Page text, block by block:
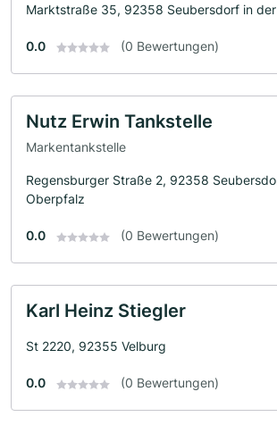
Marktstraße 35, 92358 Seubersdorf in
0.0 (0 Bewertungen)
Nutz Erwin Tankstelle
Markentankstelle
Regensburger Straße 2, 92358
Oberpfalz
0.0 (0 Bewertungen)
Karl Heinz Stiegler
St 2220, 92355 Velburg
0.0 (0 Bewertungen)